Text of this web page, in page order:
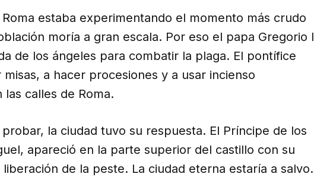
Roma estaba experimentando el momento más crudo
moría a gran escala. Por eso el papa Gregorio I
de los ángeles para combatir la plaga. El pontífice
a hacer procesiones y a usar incienso
calles de Roma.
la ciudad tuvo su respuesta. El Príncipe de los
apareció en la parte superior del castillo con su
de la peste. La ciudad eterna estaría a salvo.